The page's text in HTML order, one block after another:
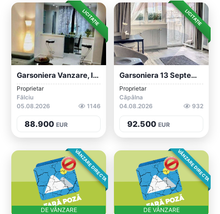
LICITAȚIE
Garsoniera Vanzare, In Bucuresti, Aviati...
Proprietar
Fălciu
05.08.2026
1146
88.900 EUR
LICITAȚIE
Garsoniera 13 Septembrie
Proprietar
Căpâlna
04.08.2026
932
92.500 EUR
VÂNZARE DIRECTA
DE VÂNZARE
VÂNZARE DIRECTA
DE VÂNZARE